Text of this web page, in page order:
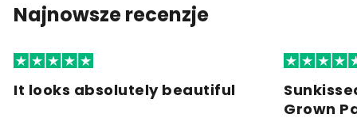
Najnowsze recenzje
It looks absolutely beautiful
Grown